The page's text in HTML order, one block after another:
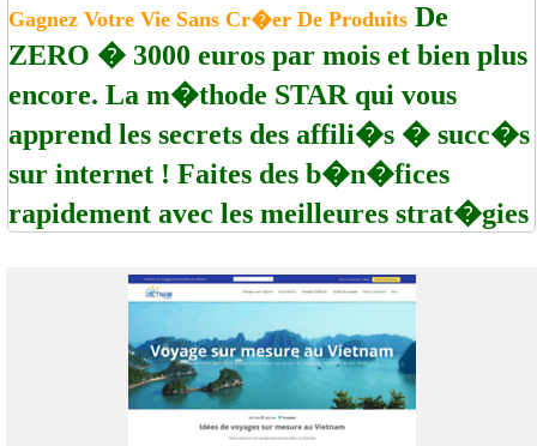
Gagnez Votre Vie Sans Cr�er De Produits De
ZERO � 3000 euros par mois et bien plus
encore. La m�thode STAR qui vous
apprend les secrets des affili�s � succ�s
sur internet ! Faites des b�n�fices
rapidement avec les meilleures strat�gies